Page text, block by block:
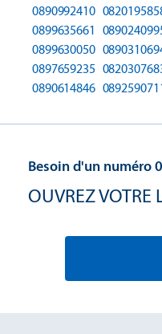
0890992410
0899635661
0899630050
0897659235
0890614846
Besoin d'un numéro
OUVREZ VOTRE